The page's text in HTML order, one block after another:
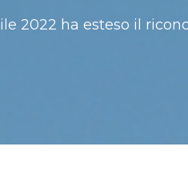
2022 ha esteso il